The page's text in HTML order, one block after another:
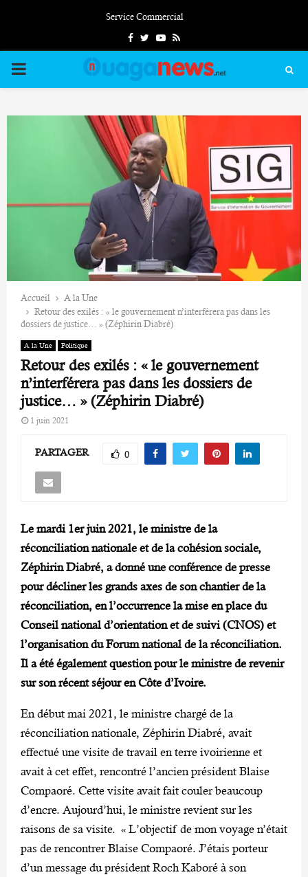
Service Commercial
FacebookTwitterYoutube
Rss
PRIMARY
Accueil
A la Une
Retour des exilés : « le gouvernement n’interférera pas dans les
dossiers de justice… » (Zéphirin Diabré)
A la Une Politique
Retour des exilés : « le gouvernement
n’interférera pas dans les dossiers de
justice… » (Zéphirin Diabré)
1 juin 2021
PARTAGER 0
Le mardi 1er juin 2021, le ministre de la
réconciliation nationale et de la cohésion sociale,
Zéphirin Diabré, a donné une conférence de presse
pour décliner les grands axes de son chantier de la
réconciliation, en l’occurrence la mise en place du
Conseil national d’orientation et de suivi (CNOS) et
l’organisation du Forum national de la réconciliation.
Il a été également question pour le ministre de revenir
sur son récent séjour en Côte d’Ivoire.
En début mai 2021, le ministre chargé de la
réconciliation nationale, Zéphirin Diabré, avait
effectué une visite de travail en terre ivoirienne et
avait à cet effet, rencontré l’ancien président Blaise
Compaoré. Cette visite avait fait couler beaucoup
d’encre. Aujourd’hui, le ministre revient sur les
raisons de sa visite. « L’objectif de mon voyage n’était
pas de rencontrer Blaise Compaoré. J’étais porteur
d’un message du président Roch Kaboré à son